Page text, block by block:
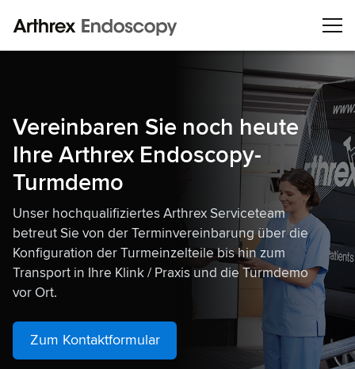
Vereinbaren Sie noch heute
Ihre Arthrex Endoscopy-
Turmdemo
Unser hochqualifiziertes Arthrex Serviceteam
betreut Sie von der Terminvereinbarung über die
Konfiguration der Turmeinzelteile bis hin zum
Transport in Ihre Klink / Praxis und die Turmdemo
vor Ort.
Zum Kontaktformular